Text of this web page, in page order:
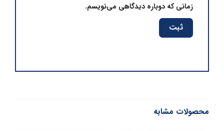
زمانی که دوباره دیدگاهی می‌نویسم.
محصولات مشابه